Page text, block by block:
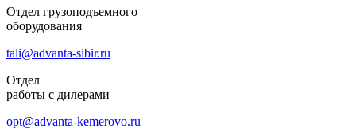
Отдел грузоподъемного
оборудования
tali@advanta-sibir.ru
Отдел
работы с дилерами
opt@advanta-kemerovo.ru